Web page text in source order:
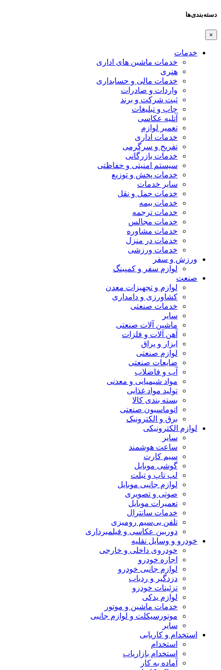
دسته‌بندی‌ها
×
خدمات
خدمات ماشین های اداری
هنری
خدمات مالی و حسابداری
واردات و صادرات
ثبت شرکت و برند
چاپ و تبلیغات
آتلیه عکاسی
تعمیر لوازم
خدمات اداری
تفریح و سرگرمی
خدمات بازرگانی
سیستم امنیتی و حفاظتی
خدمات پخش و توزیع
سایر خدمات
خدمات حمل و نقل
خدمات بیمه
خدمات ترجمه
خدمات مجالس
خدمات مشاوره
خدمات در منزل
خدمات ورزشی
ورزش و سفر
لوازم سفر و کمپینگ
صنعت
لوازم و تجهیزات معدن
کشاورزی و دامداری
خدمات صنعتی
سایر
ماشین آلات صنعتی
آهن آلات و فلزات
ابزار و یراق
لوازم صنعتی
ضایعات صنعتی
آب و فاضلاب
مواد شیمیایی و معدنی
تولید مواد غذایی
بسته بندی کالا
اتوماسیون صنعتی
برق و الکترونیک
لوازم الکترونیکی
سایر
ساعت هوشمند
سیم کارت
گوشی موبایل
لپ تاپ و تبلت
لوازم جانبی موبایل
صوتی و تصویری
تعمیرات موبایل
خدمات سانترال
تلفن بی‌سیم رومیزی
دوربین عکاسی و فیلمبرداری
خودرو و وسایل نقلیه
خودروی داخلی و خارجی
اجاره خودرو
لوازم جانبی خودرو
دزدگیر و ردیاب
تزئینات خودرو
لوازم یدکی
خدمات ماشین و موتور
موتورسیکلت و لوازم جانبی
سایر
استخدام و کاریابی
استخدام
استخدام بازاریاب
آماده به کار